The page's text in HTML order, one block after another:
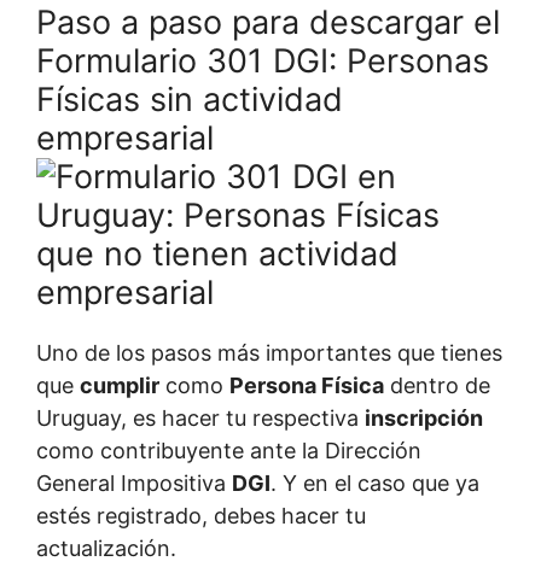
Paso a paso para descargar el
Formulario 301 DGI: Personas
Físicas sin actividad
empresarial
Uno de los pasos más importantes que tienes
que cumplir como Persona Física dentro de
Uruguay, es hacer tu respectiva inscripción
como contribuyente ante la Dirección
General Impositiva DGI. Y en el caso que ya
estés registrado, debes hacer tu
actualización.